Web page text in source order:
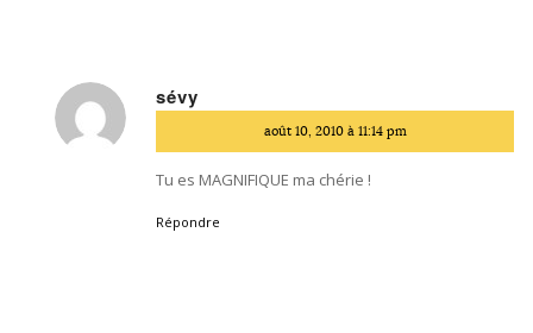
sévy
:
août 10, 2010 à 11:14 pm
Tu es MAGNIFIQUE ma chérie !
Répondre